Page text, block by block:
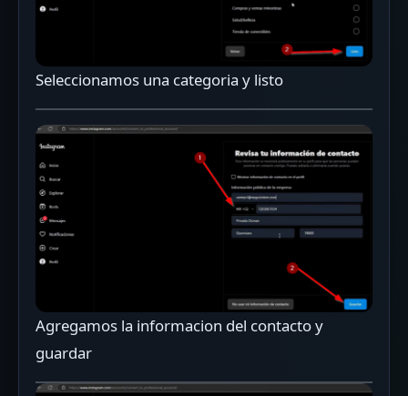
Seleccionamos una categoria y listo
Agregamos la informacion del contacto y
guardar